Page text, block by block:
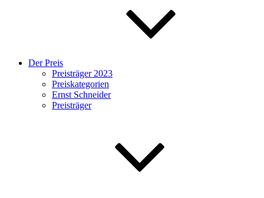
Der Preis
Preisträger 2023
Preiskategorien
Ernst Schneider
Preisträger